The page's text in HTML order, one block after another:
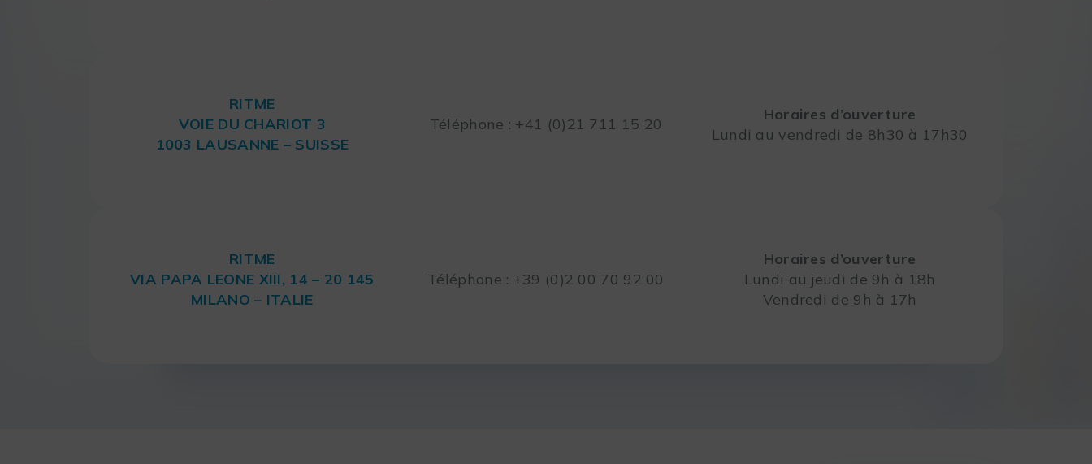
RITME
VOIE DU CHARIOT 3
1003 LAUSANNE – SUISSE
Téléphone : +41 (0)21 711 15 20
Horaires d’ouverture
Lundi au vendredi de 8h30 à 17h30
RITME
VIA PAPA LEONE XIII, 14 – 20 145
MILANO – ITALIE
Téléphone : +39 (0)2 00 70 92 00
Horaires d’ouverture
Lundi au jeudi de 9h à 18h
Vendredi de 9h à 17h